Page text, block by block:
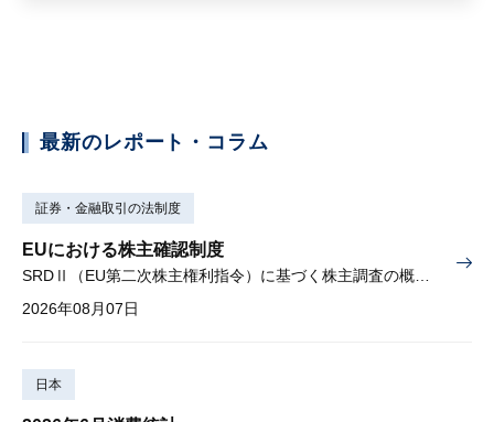
最新のレポート・コラム
証券・金融取引の法制度
EUにおける株主確認制度
2026年08月07日
日本